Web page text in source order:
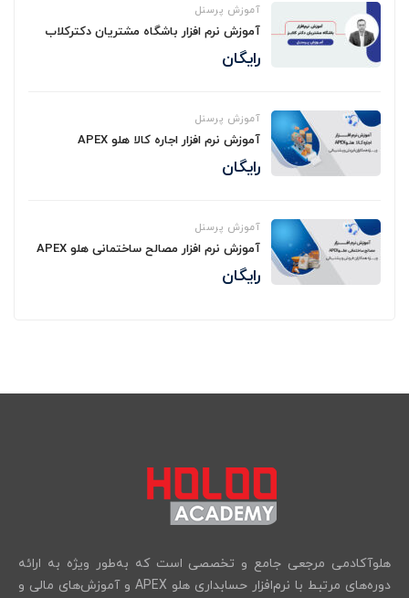
آموزش پرسنل
آموزش نرم افزار باشگاه مشتریان دکترکلاب
رایگان
آموزش پرسنل
آموزش نرم افزار اجاره کالا هلو APEX
رایگان
آموزش پرسنل
آموزش نرم افزار مصالح ساختمانی هلو APEX
رایگان
هلوآکادمی مرجعی جامع و تخصصی است که به‌طور ویژه به ارائه
دوره‌های مرتبط با نرم‌افزار حسابداری هلو APEX و آموزش‌های مالی و